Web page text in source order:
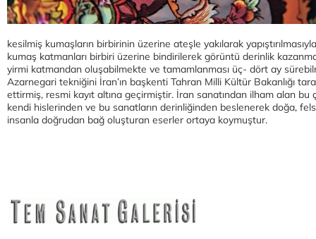
kesilmiş kumaşların birbirinin üzerine ateşle yakılarak
kumaş katmanları birbiri üzerine bindirilerek görüntü derinlik
yirmi katmandan oluşabilmekte ve tamamlanması üç- dört ay
Azarnegari tekniğini İran’ın başkenti Tahran Milli Kültür Bakanlığı
ettirmiş, resmi kayıt altına geçirmiştir. İran sanatından ilham alan bu
kendi hislerinden ve bu sanatların derinliğinden beslenerek doğa,
insanla doğrudan bağ oluşturan eserler ortaya koymuştur.